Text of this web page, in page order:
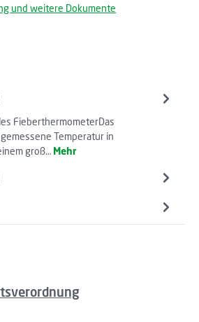
und weitere Dokumente
FieberthermometerDas
Temperatur in
groß… Mehr